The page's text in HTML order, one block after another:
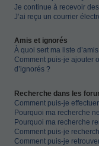
Je continue à recevoir
J’ai reçu un courrier
Amis et ignorés
À quoi sert ma liste
Comment puis-je ajouter
d’ignorés ?
Recherche dans les
Comment puis-je
Pourquoi ma recherche
Pourquoi ma recherche
Comment puis-je
Comment puis-je